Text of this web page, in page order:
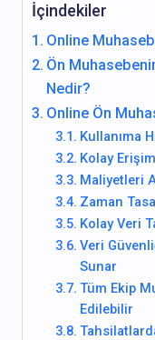
İçindekiler
Online
Ön
Nedir?
Online Ön
Kullanıma
Kolay
Maliyetleri
Zaman
Kolay Veri
Veri
Sunar
Tüm Ekip
Edilebilir